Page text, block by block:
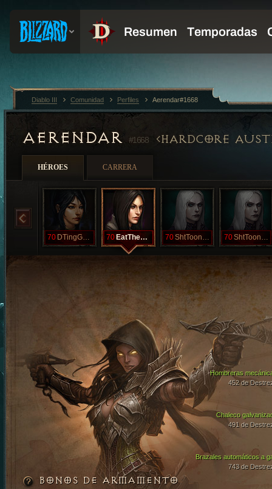
AERENDAR #1668 HARDCORE
HÉROES CARRERA
70 DTingGoeBoom 70 EatTheRich 70 ShtToonOne 70 ShtToonTwo
Chaleco
491 de
Brazales automáticos a
743 de
Hombreras
452 de
BONOS DE ARMAMENTO
Diablo III Comunidad Perfiles Aerendar#1668